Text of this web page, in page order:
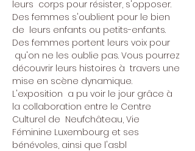
leurs  corps pour résister, s'opposer.
Des femmes s'oublient pour le bien
de  leurs enfants ou petits-enfants.
Des femmes portent leurs voix pour
qu'on ne les oublie pas. Vous pourrez
découvrir leurs histoires à  travers une
mise en scène dynamique.
L'exposition  a pu voir le jour grâce à
la collaboration entre le Centre
Culturel de  Neufchâteau, Vie
Féminine Luxembourg et ses
bénévoles, ainsi que l'asbl